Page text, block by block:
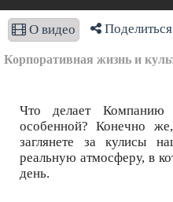
О видео Поделиться
Корпоративная жизнь и
Что делает Компанию
особенной? Конечно
заглянете за кулисы
реальную атмосферу, в
день.